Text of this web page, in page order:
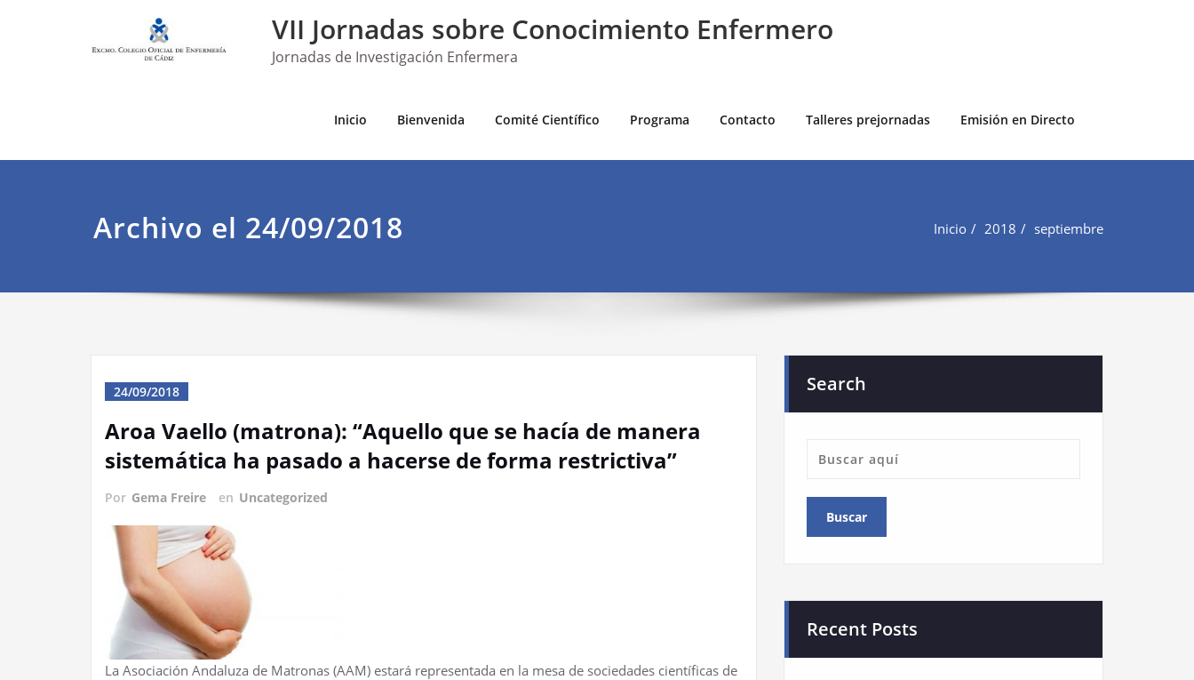
VII Jornadas sobre Conocimiento Enfermero
Jornadas de Investigación Enfermera
Inicio Bienvenida Comité Científico Programa Contacto Talleres prejornadas Emisión en Directo
Archivo el 24/09/2018 Inicio 2018 septiembre
24/09/2018
Aroa Vaello (matrona): “Aquello que se hacía de manera
sistemática ha pasado a hacerse de forma restrictiva”
Por Gema Freire en Uncategorized
La Asociación Andaluza de Matronas (AAM) estará representada en la mesa de sociedades científicas de
Search
Recent Posts